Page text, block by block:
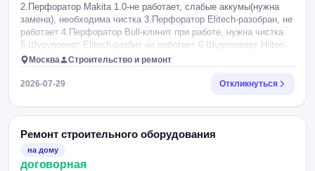
2.Перфоратор Makita 1.0-не работает, слабые аккумы(нужна
замена), необходима чистка 3.Перфоратор Elitech-разобран, не
работает 4.Перфоратор Bull-клинит при работе, нужна чистка
5.Шуруповерт Elitech-разбит но работает 6.Шуруповерт Hilton-
не работает.
Москва Строительство и ремонт
2026-07-29 Откликнуться
Ремонт строительного оборудования
на дому
договорная